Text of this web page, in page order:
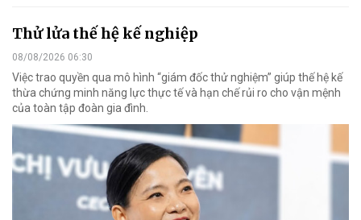
Thử lửa thế hệ kế nghiệp
08/08/2026 06:30
Việc trao quyền qua mô hình “giám đốc thử nghiệm” giúp thế hệ kế
thừa chứng minh năng lực thực tế và hạn chế rủi ro cho vận mệnh
của toàn tập đoàn gia đình.